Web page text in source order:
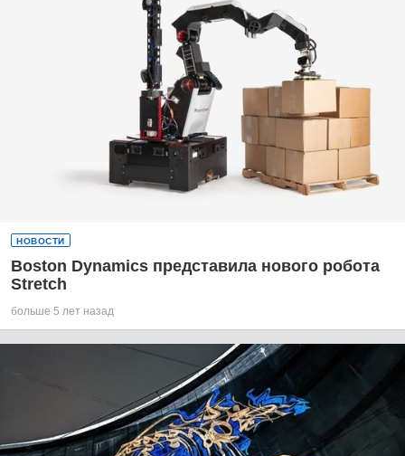
НОВОСТИ
Boston Dynamics представила нового робота
Stretch
больше 5 лет назад